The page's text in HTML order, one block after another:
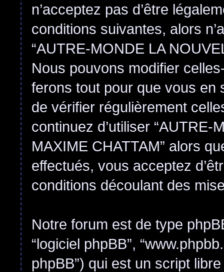
n’acceptez pas d’être
conditions suivantes, alors
“AUTRE-MONDE LA
Nous pouvons modifier
ferons tout pour que vous en
de vérifier régulièrement
continuez d’utiliser “AUTRE-
MAXIME CHATTAM” alors
effectués, vous acceptez
conditions découlant des
Notre forum est de type
“logiciel phpBB”,
phpBB”) qui est un script